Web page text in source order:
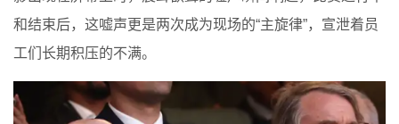
和结束后，这嘘声更是两次成为现场的“主旋律”，宣泄着员
工们长期积压的不满。